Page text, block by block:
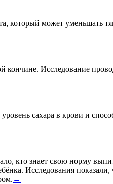
может уменьшать
Исследование
сахара в крови и
кто знает свою норму
Исследования
→